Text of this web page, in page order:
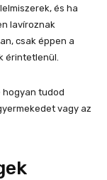
és ha
lavíroznak
csak éppen a
érintetlenül.
hogyan tudod
vagy az